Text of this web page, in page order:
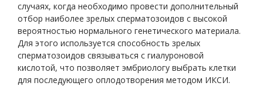
случаях, когда необходимо провести дополнительный
отбор наиболее зрелых сперматозоидов с высокой
вероятностью нормального генетического материала.
Для этого используется способность зрелых
сперматозоидов связываться с гиалуроновой
кислотой, что позволяет эмбриологу выбрать клетки
для последующего оплодотворения методом ИКСИ.